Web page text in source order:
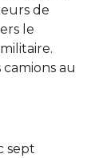
de
le
camions au
sept